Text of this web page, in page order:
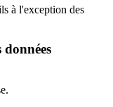
à l'exception des